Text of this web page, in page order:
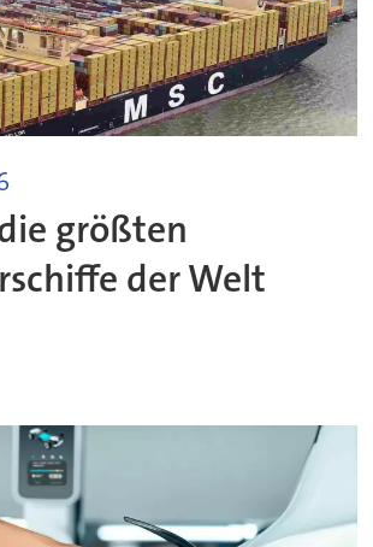
größten
der Welt